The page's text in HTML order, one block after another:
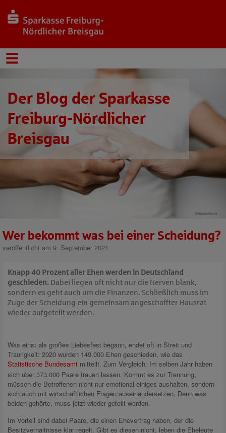
Der Blog der Sparkasse
Freiburg-Nördlicher
Breisgau
Wer bekommt was bei einer Scheidung?
veröffentlicht am 9. September 2021
Knapp 40 Prozent aller Ehen werden in Deutschland
geschieden. Dabei liegen oft nicht nur die Nerven blank,
sondern es geht auch um die Finanzen. Schließlich muss im
Zuge der Scheidung ein gemeinsam angeschaffter Hausrat
wieder aufgeteilt werden.
Was einst als großes Liebesfest begann, endet oft in Streit und
Traurigkeit: 2020 wurden 149.000 Ehen geschieden, wie das
Statistische Bundesamt mitteilt. Zum Vergleich: Im selben Jahr haben
sich über 373.000 Paare trauen lassen. Kommt es zur Trennung,
müssen die Betroffenen nicht nur emotional einiges aushalten, sondern
sich auch mit wirtschaftlichen Fragen auseinandersetzen. Denn was
beiden gehörte, muss jetzt wieder geteilt werden.
Im Vorteil sind dabei Paare, die einen Ehevertrag haben, der die
Besitzverhältnisse klar regelt. Gibt es diesen nicht, leben die Eheleute